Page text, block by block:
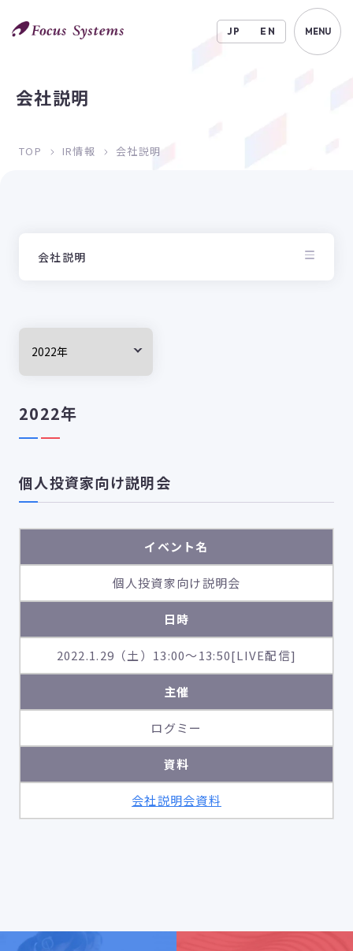
JP EN MENU
会社説明
TOP IR情報 会社説明
会社説明
2022年
個人投資家向け説明会
イベント名
個人投資家向け説明会
日時
2022.1.29（土）13:00～13:50[LIVE配信]
主催
ログミー
資料
会社説明会資料